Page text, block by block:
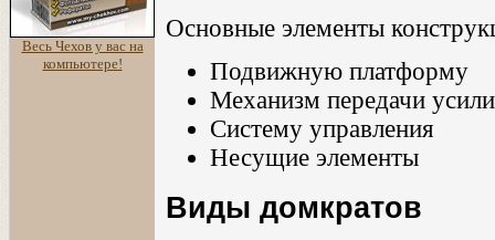
Весь Чехов у вас на
компьютере!
Основные элементы
Подвижную платформу
Механизм передачи
Систему управления
Несущие элементы
Виды домкратов